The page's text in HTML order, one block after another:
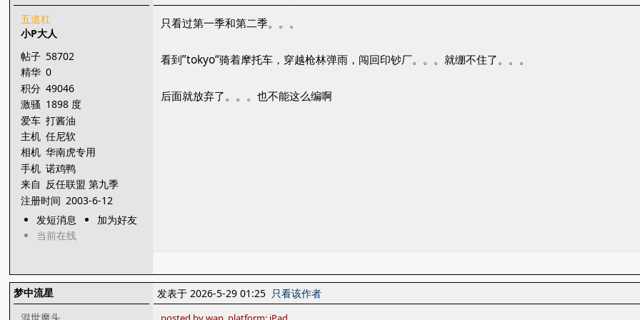
五道杠
小P大人
帖子 58702
精华 0
积分 49046
激骚 1898 度
爱车 打酱油
主机 任尼软
相机 华南虎专用
手机 诺鸡鸭
来自 反任联盟 第九季
注册时间 2003-6-12
发短消息
加为好友
当前在线
只看过第一季和第二季。。。
看到”tokyo“骑着摩托车，穿越枪林弹雨，闯回印钞厂。。。就绷不住了。。。
后面就放弃了。。。也不能这么编啊
梦中流星
发表于 2026-5-29 01:25 只看该作者